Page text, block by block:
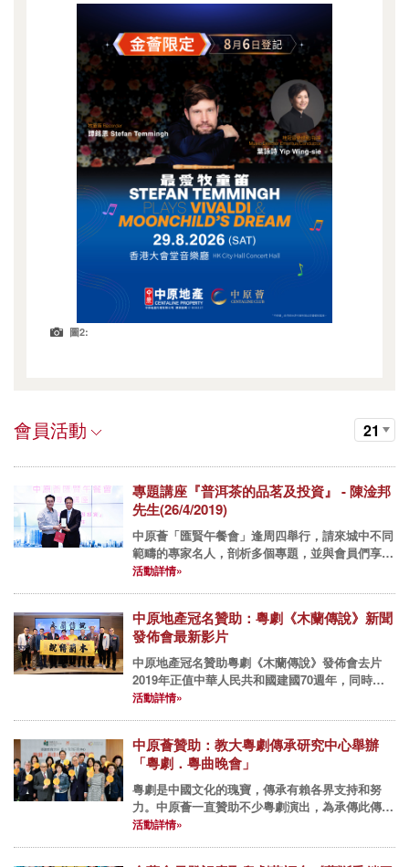
圖2:
會員活動 21
專題講座『普洱茶的品茗及投資』 - 陳淦邦
先生(26/4/2019)
中原薈「匯賢午餐會」逢周四舉行，請來城中不同
範疇的專家名人，剖析多個專題，並與會員們享用
佳餚，互相交流經驗。 2019年午餐會： 26/4/2019
活動詳情»
中原地產冠名贊助：粵劇《木蘭傳說》新聞
發佈會最新影片
中原地產冠名贊助粵劇《木蘭傳說》發佈會去片
2019年正值中華人民共和國建國70週年，同時也
是粵劇成功申請列入聯合國教育、科學及文化(教
活動詳情»
中原薈贊助：教大粵劇傳承研究中心舉辦
「粵劇．粵曲晚會」
粵劇是中國文化的瑰寶，傳承有賴各界支持和努
力。中原薈一直贊助不少粵劇演出，為承傳此傳統
表演藝術出一分力。有見及此，中原薈今年贊助了
活動詳情»